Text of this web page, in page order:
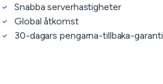
Snabba serverhastigheter
Global åtkomst
30-dagars pengarna-tillbaka-garanti